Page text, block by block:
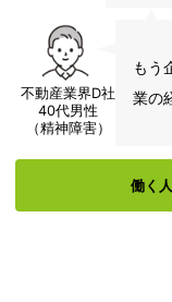
不動産業界D社
40代男性
（精神障害）
もう
業の
働く